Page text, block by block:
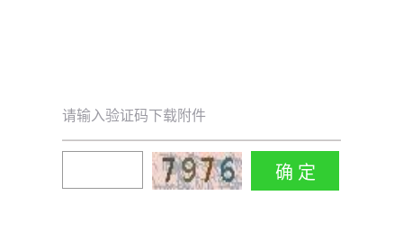
请输入验证码下载附件